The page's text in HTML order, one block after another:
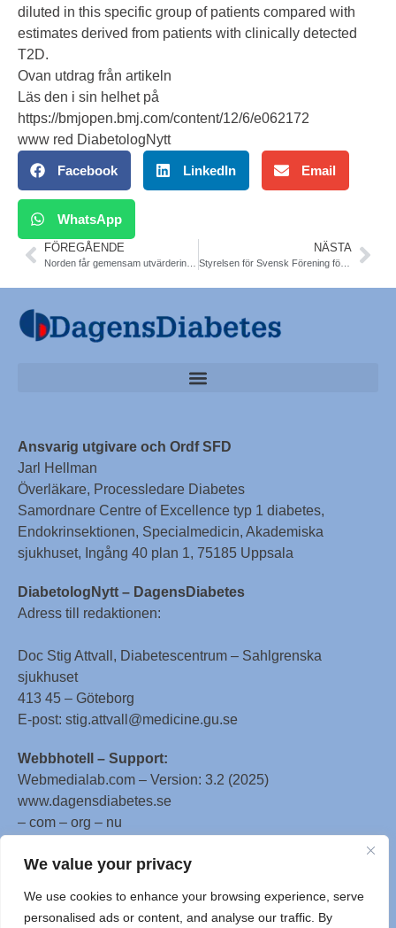
We value your privacy
We use cookies to enhance your browsing experience, serve
personalised ads or content, and analyse our traffic. By
diluted in this specific group of patients compared with
estimates derived from patients with clinically detected
T2D.
Ovan utdrag från artikeln
Läs den i sin helhet på
https://bmjopen.bmj.com/content/12/6/e062172
www red DiabetologNytt
Facebook LinkedIn Email
WhatsApp
FÖREGÅENDE NÄSTA
Styrelsen för Svensk Förening för Diabetologi 2022-2023
Ansvarig utgivare och Ordf SFD
Jarl Hellman
Överläkare, Processledare Diabetes
Samordnare Centre of Excellence typ 1 diabetes,
Endokrinsektionen, Specialmedicin, Akademiska
sjukhuset, Ingång 40 plan 1, 75185 Uppsala
DiabetologNytt – DagensDiabetes
Adress till redaktionen:
Doc Stig Attvall, Diabetescentrum – Sahlgrenska
sjukhuset
413 45 – Göteborg
E-post: stig.attvall@medicine.gu.se
Webbhotell – Support:
Webmedialab.com – Version: 3.2 (2025)
www.dagensdiabetes.se
– com – org – nu
All material on this website
WebMD LLC. This website also contains material
copyrighted by 3rd parties.